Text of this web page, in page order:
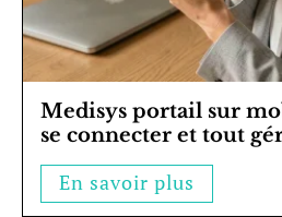
Medisys portail sur
se connecter et tout
En savoir plus